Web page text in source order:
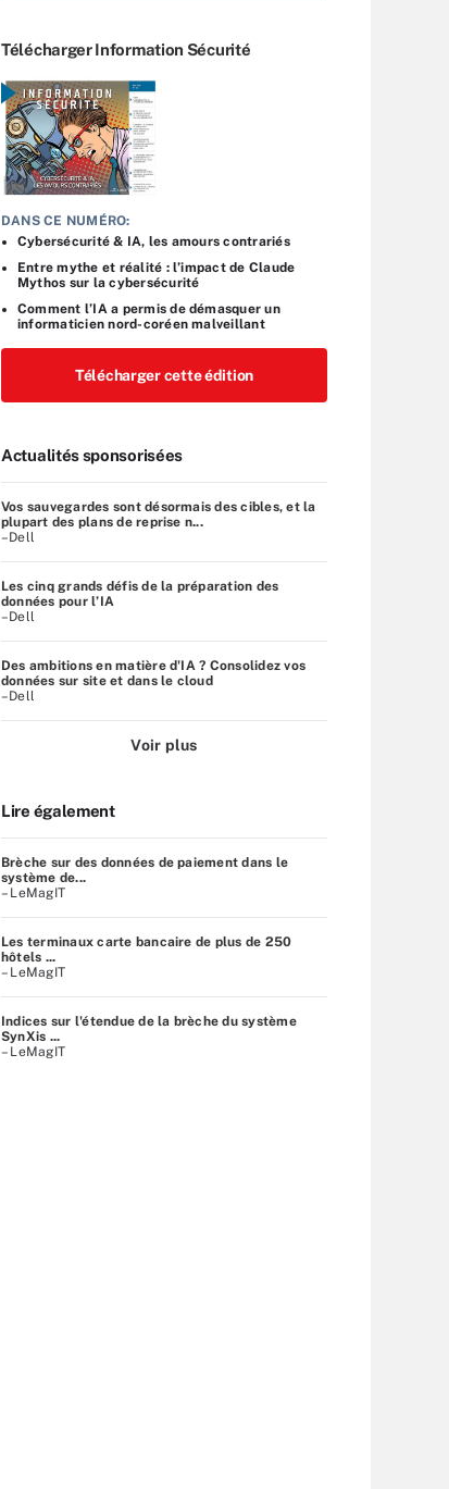
Télécharger Information Sécurité
DANS CE NUMÉRO:
Cybersécurité & IA, les amours contrariés
Entre mythe et réalité : l’impact de Claude
Mythos sur la cybersécurité
Comment l’IA a permis de démasquer un
informaticien nord-coréen malveillant
Télécharger cette édition
Actualités sponsorisées
Vos sauvegardes sont désormais des cibles, et la
plupart des plans de reprise n...
–Dell
Les cinq grands défis de la préparation des
données pour l’IA
–Dell
Des ambitions en matière d'IA ? Consolidez vos
données sur site et dans le cloud
–Dell
Voir plus
Lire également
Brèche sur des données de paiement dans le
système de...
– LeMagIT
Les terminaux carte bancaire de plus de 250
hôtels ...
– LeMagIT
Indices sur l'étendue de la brèche du système
SynXis ...
– LeMagIT